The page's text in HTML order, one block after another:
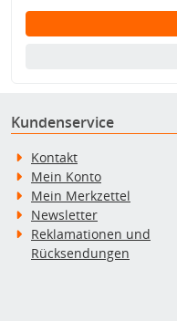
Kundenservice
Kontakt
Mein Konto
Mein Merkzettel
Newsletter
Reklamationen und
Rücksendungen